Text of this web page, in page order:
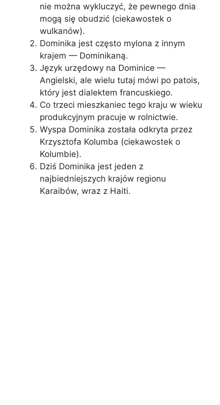
nie można wykluczyć, że pewnego dnia
mogą się obudzić (ciekawostek o
wulkanów).
Dominika jest często mylona z innym
krajem — Dominikaną.
Język urzędowy na Dominice —
Angielski, ale wielu tutaj mówi po patois,
który jest dialektem francuskiego.
Co trzeci mieszkaniec tego kraju w wieku
produkcyjnym pracuje w rolnictwie.
Wyspa Dominika została odkryta przez
Krzysztofa Kolumba (ciekawostek o
Kolumbie).
Dziś Dominika jest jeden z
najbiedniejszych krajów regionu
Karaibów, wraz z Haiti.